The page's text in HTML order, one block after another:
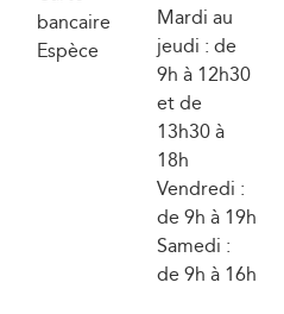
bancaire
Espèce
Mardi au
jeudi : de
9h à 12h30
et de
13h30 à
18h
Vendredi :
de 9h à 19h
Samedi :
de 9h à 16h